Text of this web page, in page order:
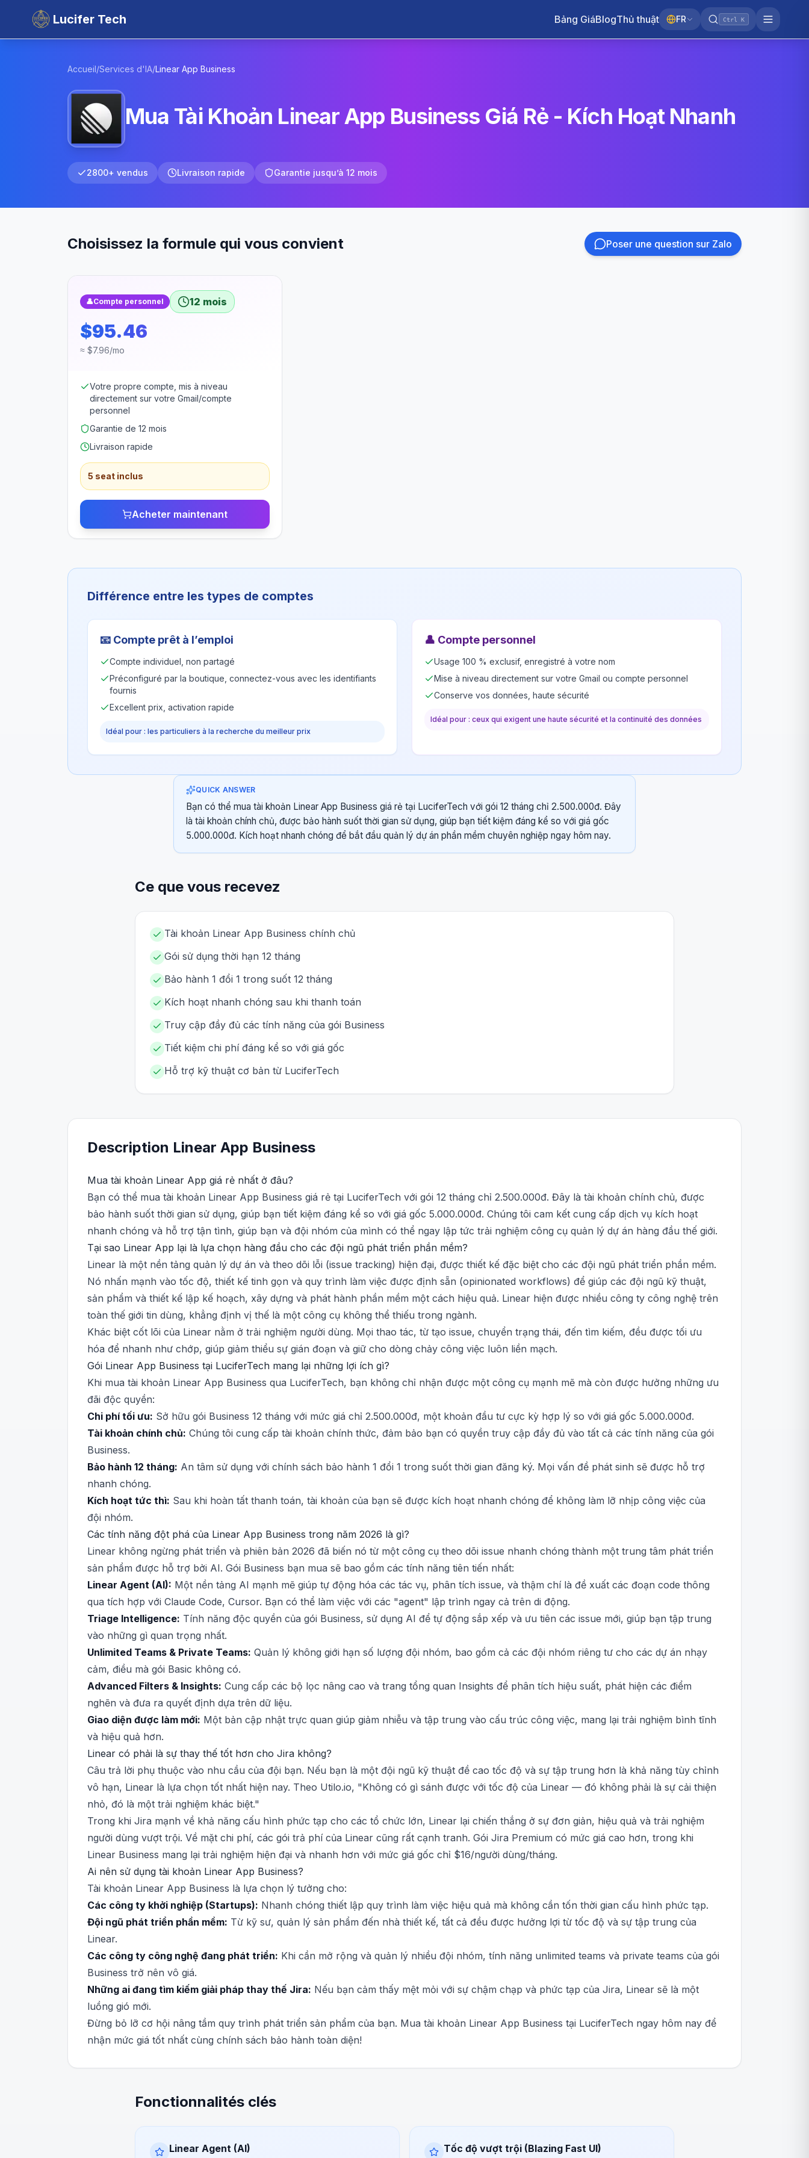
Lucifer Tech Bảng GiáBlogThủ thuật FR Ctrl K
Accueil/Services d'IA/Linear App Business
Mua Tài Khoản Linear App Business Giá Rẻ - Kích Hoạt Nhanh
2800+ vendus Livraison rapide Garantie jusqu’à 12 mois
Choisissez la formule qui vous convient Poser une question sur Zalo
👤Compte personnel 12 mois
$95.46
≈ $7.96/mo
Votre propre compte, mis à niveau
directement sur votre Gmail/compte
personnel
Garantie de 12 mois
Livraison rapide
5 seat inclus
Acheter maintenant
Différence entre les types de comptes
📧 Compte prêt à l’emploi
Compte individuel, non partagé
Préconfiguré par la boutique, connectez-vous avec les identifiants
fournis
Excellent prix, activation rapide
Idéal pour : les particuliers à la recherche du meilleur prix
👤 Compte personnel
Usage 100 % exclusif, enregistré à votre nom
Mise à niveau directement sur votre Gmail ou compte personnel
Conserve vos données, haute sécurité
Idéal pour : ceux qui exigent une haute sécurité et la continuité des données
QUICK ANSWER
Bạn có thể mua tài khoản Linear App Business giá rẻ tại LuciferTech với gói 12 tháng chỉ 2.500.000đ. Đây
là tài khoản chính chủ, được bảo hành suốt thời gian sử dụng, giúp bạn tiết kiệm đáng kể so với giá gốc
5.000.000đ. Kích hoạt nhanh chóng để bắt đầu quản lý dự án phần mềm chuyên nghiệp ngay hôm nay.
Ce que vous recevez
Tài khoản Linear App Business chính chủ
Gói sử dụng thời hạn 12 tháng
Bảo hành 1 đổi 1 trong suốt 12 tháng
Kích hoạt nhanh chóng sau khi thanh toán
Truy cập đầy đủ các tính năng của gói Business
Tiết kiệm chi phí đáng kể so với giá gốc
Hỗ trợ kỹ thuật cơ bản từ LuciferTech
Description Linear App Business
Mua tài khoản Linear App giá rẻ nhất ở đâu?
Bạn có thể mua tài khoản Linear App Business giá rẻ tại LuciferTech với gói 12 tháng chỉ 2.500.000đ. Đây là tài khoản chính chủ, được
bảo hành suốt thời gian sử dụng, giúp bạn tiết kiệm đáng kể so với giá gốc 5.000.000đ. Chúng tôi cam kết cung cấp dịch vụ kích hoạt
nhanh chóng và hỗ trợ tận tình, giúp bạn và đội nhóm của mình có thể ngay lập tức trải nghiệm công cụ quản lý dự án hàng đầu thế giới.
Tại sao Linear App lại là lựa chọn hàng đầu cho các đội ngũ phát triển phần mềm?
Linear là một nền tảng quản lý dự án và theo dõi lỗi (issue tracking) hiện đại, được thiết kế đặc biệt cho các đội ngũ phát triển phần mềm.
Nó nhấn mạnh vào tốc độ, thiết kế tinh gọn và quy trình làm việc được định sẵn (opinionated workflows) để giúp các đội ngũ kỹ thuật,
sản phẩm và thiết kế lập kế hoạch, xây dựng và phát hành phần mềm một cách hiệu quả. Linear hiện được nhiều công ty công nghệ trên
toàn thế giới tin dùng, khẳng định vị thế là một công cụ không thể thiếu trong ngành.
Khác biệt cốt lõi của Linear nằm ở trải nghiệm người dùng. Mọi thao tác, từ tạo issue, chuyển trạng thái, đến tìm kiếm, đều được tối ưu
hóa để nhanh như chớp, giúp giảm thiểu sự gián đoạn và giữ cho dòng chảy công việc luôn liền mạch.
Gói Linear App Business tại LuciferTech mang lại những lợi ích gì?
Khi mua tài khoản Linear App Business qua LuciferTech, bạn không chỉ nhận được một công cụ mạnh mẽ mà còn được hưởng những ưu
đãi độc quyền:
Chi phí tối ưu: Sở hữu gói Business 12 tháng với mức giá chỉ 2.500.000đ, một khoản đầu tư cực kỳ hợp lý so với giá gốc 5.000.000đ.
Tài khoản chính chủ: Chúng tôi cung cấp tài khoản chính thức, đảm bảo bạn có quyền truy cập đầy đủ vào tất cả các tính năng của gói
Business.
Bảo hành 12 tháng: An tâm sử dụng với chính sách bảo hành 1 đổi 1 trong suốt thời gian đăng ký. Mọi vấn đề phát sinh sẽ được hỗ trợ
nhanh chóng.
Kích hoạt tức thì: Sau khi hoàn tất thanh toán, tài khoản của bạn sẽ được kích hoạt nhanh chóng để không làm lỡ nhịp công việc của
đội nhóm.
Các tính năng đột phá của Linear App Business trong năm 2026 là gì?
Linear không ngừng phát triển và phiên bản 2026 đã biến nó từ một công cụ theo dõi issue nhanh chóng thành một trung tâm phát triển
sản phẩm được hỗ trợ bởi AI. Gói Business bạn mua sẽ bao gồm các tính năng tiên tiến nhất:
Linear Agent (AI): Một nền tảng AI mạnh mẽ giúp tự động hóa các tác vụ, phân tích issue, và thậm chí là đề xuất các đoạn code thông
qua tích hợp với Claude Code, Cursor. Bạn có thể làm việc với các "agent" lập trình ngay cả trên di động.
Triage Intelligence: Tính năng độc quyền của gói Business, sử dụng AI để tự động sắp xếp và ưu tiên các issue mới, giúp bạn tập trung
vào những gì quan trọng nhất.
Unlimited Teams & Private Teams: Quản lý không giới hạn số lượng đội nhóm, bao gồm cả các đội nhóm riêng tư cho các dự án nhạy
cảm, điều mà gói Basic không có.
Advanced Filters & Insights: Cung cấp các bộ lọc nâng cao và trang tổng quan Insights để phân tích hiệu suất, phát hiện các điểm
nghẽn và đưa ra quyết định dựa trên dữ liệu.
Giao diện được làm mới: Một bản cập nhật trực quan giúp giảm nhiễu và tập trung vào cấu trúc công việc, mang lại trải nghiệm bình tĩnh
và hiệu quả hơn.
Linear có phải là sự thay thế tốt hơn cho Jira không?
Câu trả lời phụ thuộc vào nhu cầu của đội bạn. Nếu bạn là một đội ngũ kỹ thuật đề cao tốc độ và sự tập trung hơn là khả năng tùy chỉnh
vô hạn, Linear là lựa chọn tốt nhất hiện nay. Theo Utilo.io, "Không có gì sánh được với tốc độ của Linear — đó không phải là sự cải thiện
nhỏ, đó là một trải nghiệm khác biệt."
Trong khi Jira mạnh về khả năng cấu hình phức tạp cho các tổ chức lớn, Linear lại chiến thắng ở sự đơn giản, hiệu quả và trải nghiệm
người dùng vượt trội. Về mặt chi phí, các gói trả phí của Linear cũng rất cạnh tranh. Gói Jira Premium có mức giá cao hơn, trong khi
Linear Business mang lại trải nghiệm hiện đại và nhanh hơn với mức giá gốc chỉ $16/người dùng/tháng.
Ai nên sử dụng tài khoản Linear App Business?
Tài khoản Linear App Business là lựa chọn lý tưởng cho:
Các công ty khởi nghiệp (Startups): Nhanh chóng thiết lập quy trình làm việc hiệu quả mà không cần tốn thời gian cấu hình phức tạp.
Đội ngũ phát triển phần mềm: Từ kỹ sư, quản lý sản phẩm đến nhà thiết kế, tất cả đều được hưởng lợi từ tốc độ và sự tập trung của
Linear.
Các công ty công nghệ đang phát triển: Khi cần mở rộng và quản lý nhiều đội nhóm, tính năng unlimited teams và private teams của gói
Business trở nên vô giá.
Những ai đang tìm kiếm giải pháp thay thế Jira: Nếu bạn cảm thấy mệt mỏi với sự chậm chạp và phức tạp của Jira, Linear sẽ là một
luồng gió mới.
Đừng bỏ lỡ cơ hội nâng tầm quy trình phát triển sản phẩm của bạn. Mua tài khoản Linear App Business tại LuciferTech ngay hôm nay để
nhận mức giá tốt nhất cùng chính sách bảo hành toàn diện!
Fonctionnalités clés
Linear Agent (AI) Tốc độ vượt trội (Blazing Fast UI)